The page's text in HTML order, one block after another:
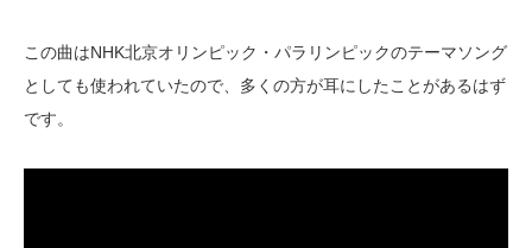
この曲はNHK北京オリンピック・パラリンピックのテーマソング
としても使われていたので、多くの方が耳にしたことがあるはず
です。